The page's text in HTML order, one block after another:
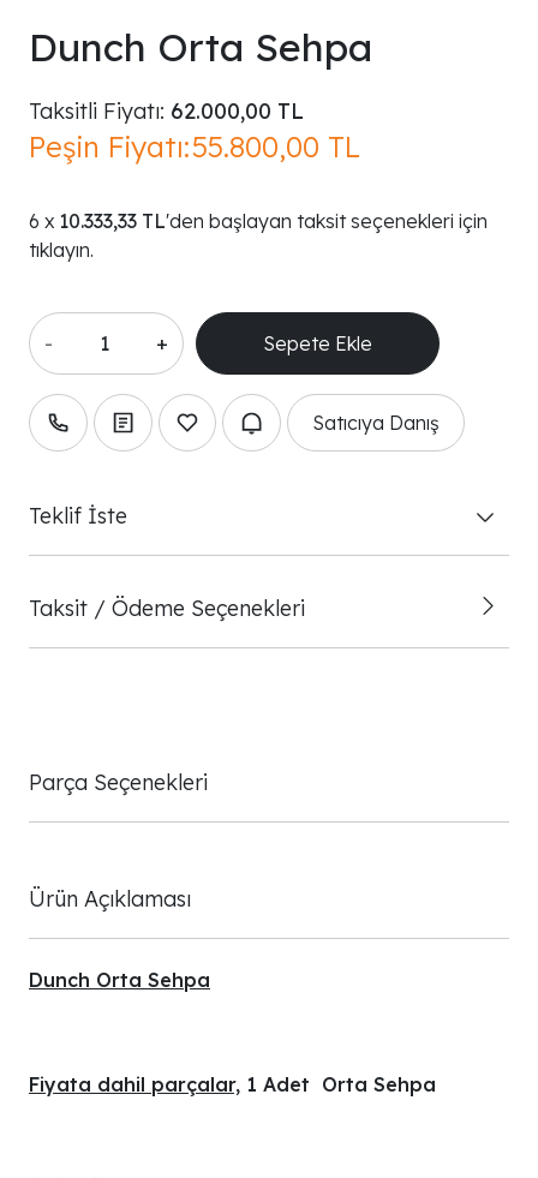
Dunch Orta Sehpa
Taksitli Fiyatı: 62.000,00 TL
Peşin Fiyatı:55.800,00 TL
10.333,33 TL'den başlayan taksit seçenekleri için
tıklayın.
- +
Satıcıya Danış
Teklif İste
Taksit / Ödeme Seçenekleri
Parça Seçenekleri
Ürün Açıklaması
Dunch Orta Sehpa
Fiyata dahil parçalar, 1 Adet Orta Sehpa